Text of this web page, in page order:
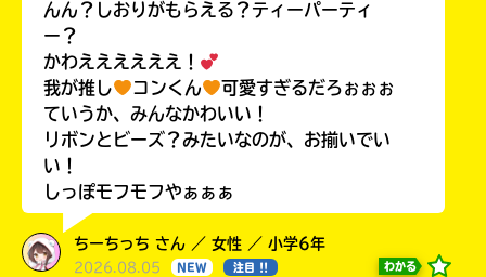
んん？しおりがもらえる？ティーパーティ
ー？
かわええええええ！
我が推し
コンくん
可愛すぎるだろぉぉぉ
ていうか、みんなかわいい！
リボンとビーズ？みたいなのが、お揃いでい
い！
しっぽモフモフやぁぁぁ
ちーちっち さん ／ 女性 ／ 小学6年
2026.08.05 NEW 注目 !! わかる